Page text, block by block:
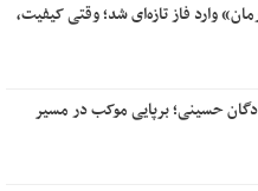
وارد فاز تازه‌ای شد؛ وقتی کیفیت،
حسینی؛ برپایی موکب در مسیر